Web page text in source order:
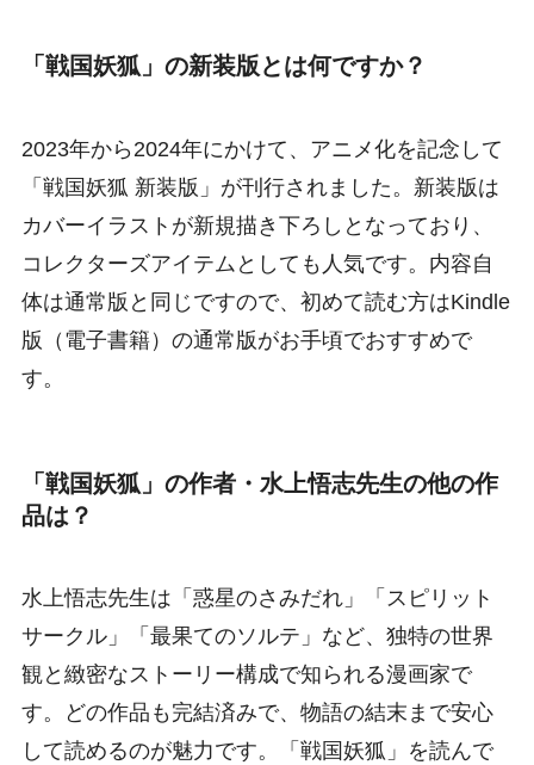
「戦国妖狐」の新装版とは何ですか？
2023年から2024年にかけて、アニメ化を記念して
「戦国妖狐 新装版」が刊行されました。新装版は
カバーイラストが新規描き下ろしとなっており、
コレクターズアイテムとしても人気です。内容自
体は通常版と同じですので、初めて読む方はKindle
版（電子書籍）の通常版がお手頃でおすすめで
す。
「戦国妖狐」の作者・水上悟志先生の他の作
品は？
水上悟志先生は「惑星のさみだれ」「スピリット
サークル」「最果てのソルテ」など、独特の世界
観と緻密なストーリー構成で知られる漫画家で
す。どの作品も完結済みで、物語の結末まで安心
して読めるのが魅力です。「戦国妖狐」を読んで